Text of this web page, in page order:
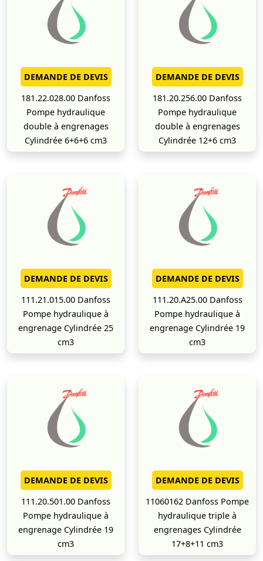
DEMANDE DE DEVIS
181.22.028.00 Danfoss
Pompe hydraulique
double à engrenages
Cylindrée 6+6+6 cm3
DEMANDE DE DEVIS
181.20.256.00 Danfoss
Pompe hydraulique
double à engrenages
Cylindrée 12+6 cm3
DEMANDE DE DEVIS
111.21.015.00 Danfoss
Pompe hydraulique à
engrenage Cylindrée 25
cm3
DEMANDE DE DEVIS
111.20.A25.00 Danfoss
Pompe hydraulique à
engrenage Cylindrée 19
cm3
DEMANDE DE DEVIS
111.20.501.00 Danfoss
Pompe hydraulique à
engrenage Cylindrée 19
cm3
DEMANDE DE DEVIS
11060162 Danfoss Pompe
hydraulique triple à
engrenages Cylindrée
17+8+11 cm3